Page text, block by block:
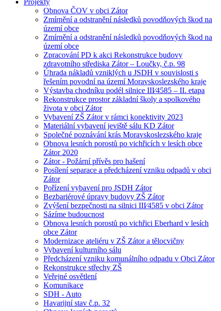
Projekty
Obnova ČOV v obci Zátor
Zmírnění a odstranění následků povodňových škod na
území obce
Zmírnění a odstranění následků povodňových škod na
území obce
Zpracování PD k akci Rekonstrukce budovy
zdravotního střediska Zátor – Loučky, č.p. 98
Úhrada nákladů vzniklých u JSDH v souvislosti s
řešením povodní na území Moravskoslezského kraje
Výstavba chodníku podél silnice III⁄4585 – II. etapa
Rekonstrukce prostor základní školy a spolkového
života v obci Zátor
Vybavení ZŠ Zátor v rámci konektivity 2023
Materiální vybavení jeviště sálu KD Zátor
Společné poznávání krás Moravskoslezského kraje
Obnova lesních porostů po vichřicích v lesích obce
Zátor 2020
Zátor - Požární přívěs pro hašení
Posílení separace a předcházení vzniku odpadů v obci
Zátor
Pořízení vybavení pro JSDH Zátor
Bezbariérové úpravy budovy ZŠ Zátor
Zvýšení bezpečnosti na silnici III⁄4585 v obci Zátor
Sázíme budoucnost
Obnova lesních porostů po vichřici Eberhard v lesích
obce Zátor
Modernizace ateliéru v ZŠ Zátor a tělocvičny
Vybavení kulturního sálu
Předcházení vzniku komunálního odpadu v Obci Zátor
Rekonstrukce střechy ZŠ
Veřejné osvětlení
Komunikace
SDH - Auto
Havarijní stav č.p. 32